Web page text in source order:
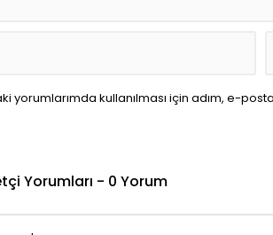
yorumlarımda kullanılması için adım, e-
Yorumları - 0 Yorum